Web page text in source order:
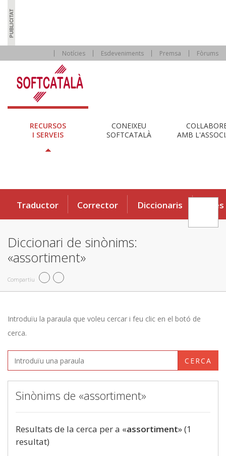
Notícies Esdeveniments Premsa Fòrums
RECURSOS
I SERVEIS
CONEIXEU
SOFTCATALÀ
AMB
Traductor Corrector Diccionaris Eines
Diccionari de sinònims:
«assortiment»
Compartiu
Introduïu la paraula que voleu cercar i feu clic en el botó de
cerca.
CERCA
Sinònims de «assortiment»
Resultats de la cerca per a «assortiment» (1
resultat)